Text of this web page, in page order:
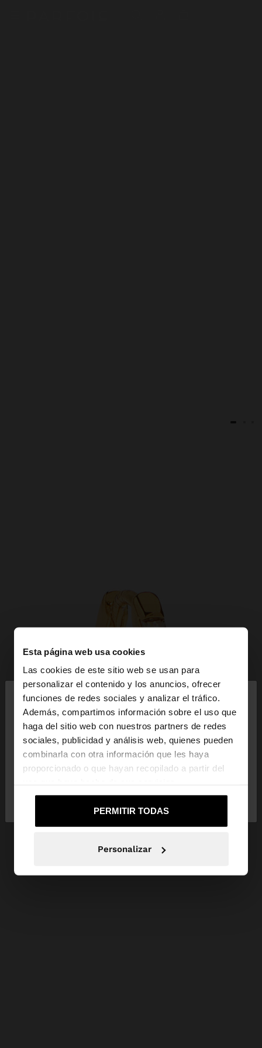
Esta página web usa cookies
Las cookies de este sitio web se usan para
personalizar el contenido y los anuncios, ofrecer
funciones de redes sociales y analizar el tráfico.
Además, compartimos información sobre el uso que
haga del sitio web con nuestros partners de redes
sociales, publicidad y análisis web, quienes pueden
combinarla con otra información que les haya
proporcionado o que hayan recopilado a partir del
PERMITIR TODAS
Personalizar
hola
Estás accediendo a la web de España. ¿Quieres ir a
la web de United States?